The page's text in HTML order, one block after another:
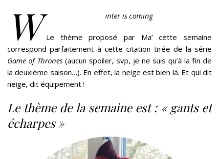
W inter is coming
Le thème proposé par Ma’ cette semaine
correspond parfaitement à cette citation tirée de la série
Game of Thrones (aucun spoiler, svp, je ne suis qu’à la fin de
la deuxième saison…). En effet, la neige est bien là. Et qui dit
neige, dit équipement !
Le thème de la semaine est : « gants et
écharpes »